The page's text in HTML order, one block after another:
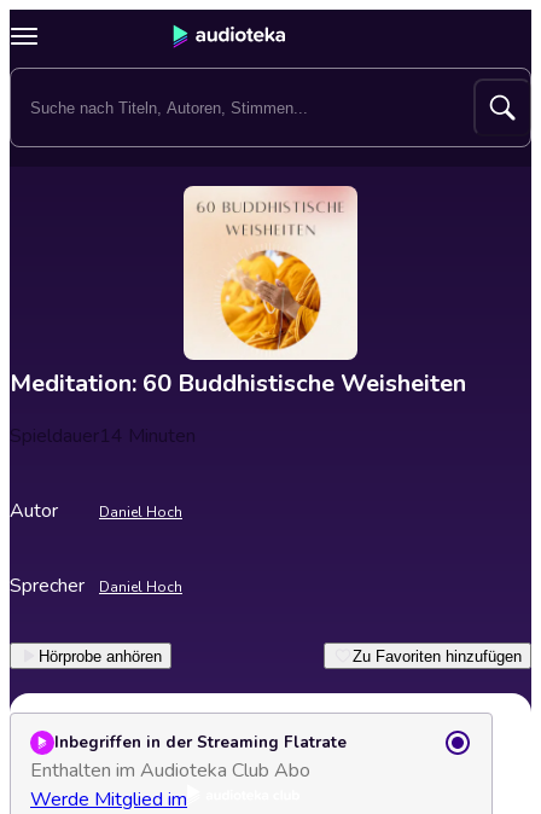
Meditation: 60 Buddhistische Weisheiten
Spieldauer14 Minuten
Autor Daniel Hoch
Sprecher Daniel Hoch
Hörprobe anhören Zu Favoriten hinzufügen
Inbegriffen in der Streaming Flatrate
Enthalten im Audioteka Club Abo
Werde Mitglied im